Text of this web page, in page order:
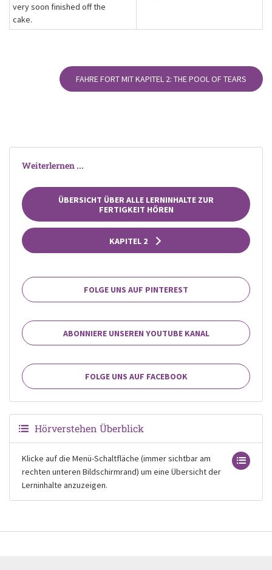
very soon finished off the
cake.
FAHRE FORT MIT KAPITEL 2: THE POOL OF TEARS
Weiterlernen ...
ÜBERSICHT ÜBER ALLE LERNINHALTE ZUR
FERTIGKEIT HÖREN
KAPITEL 2
FOLGE UNS AUF PINTEREST
ABONNIERE UNSEREN YOUTUBE KANAL
FOLGE UNS AUF FACEBOOK
Hörverstehen Überblick
Klicke auf die Menü-Schaltfläche (immer sichtbar am
rechten unteren Bildschirmrand) um eine Übersicht der
Lerninhalte anzuzeigen.